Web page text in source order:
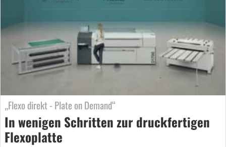
„Flexo direkt - Plate on Demand“
In wenigen Schritten zur druckfertigen
Flexoplatte